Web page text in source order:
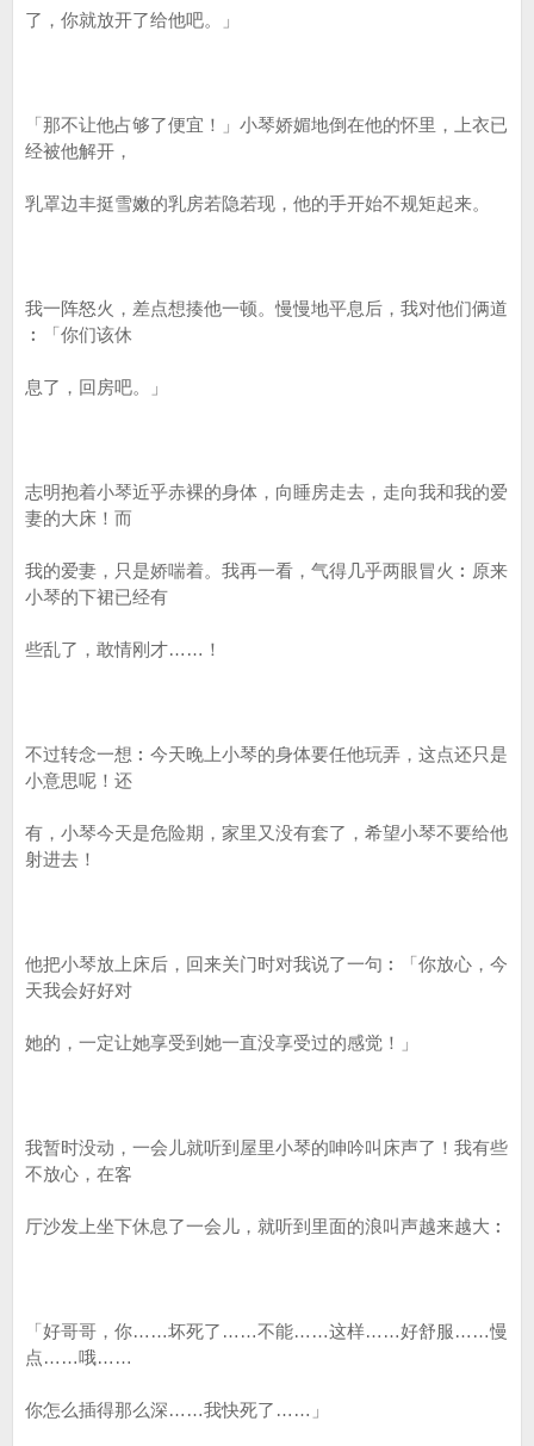
了，你就放开了给他吧。」
「那不让他占够了便宜！」小琴娇媚地倒在他的怀里，上衣已
经被他解开，
乳罩边丰挺雪嫩的乳房若隐若现，他的手开始不规矩起来。
我一阵怒火，差点想揍他一顿。慢慢地平息后，我对他们俩道
︰「你们该休
息了，回房吧。」
志明抱着小琴近乎赤裸的身体，向睡房走去，走向我和我的爱
妻的大床！而
我的爱妻，只是娇喘着。我再一看，气得几乎两眼冒火︰原来
小琴的下裙已经有
些乱了，敢情刚才……！
不过转念一想︰今天晚上小琴的身体要任他玩弄，这点还只是
小意思呢！还
有，小琴今天是危险期，家里又没有套了，希望小琴不要给他
射进去！
他把小琴放上床后，回来关门时对我说了一句︰「你放心，今
天我会好好对
她的，一定让她享受到她一直没享受过的感觉！」
我暂时没动，一会儿就听到屋里小琴的呻吟叫床声了！我有些
不放心，在客
厅沙发上坐下休息了一会儿，就听到里面的浪叫声越来越大︰
「好哥哥，你……坏死了……不能……这样……好舒服……慢
点……哦……
你怎么插得那么深……我快死了……」